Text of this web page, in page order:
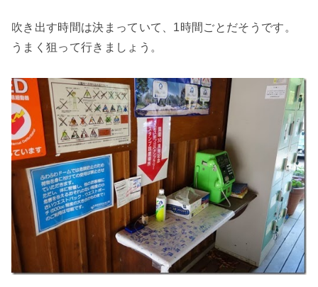
吹き出す時間は決まっていて、1時間ごとだそうです。
うまく狙って行きましょう。